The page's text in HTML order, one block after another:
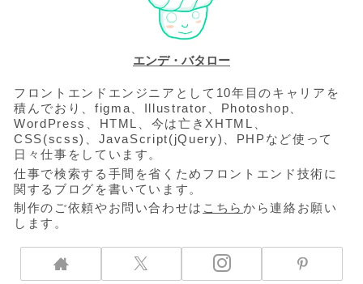
エンデ・バタロー
フロントエンドエンジニアとして10年目のキャリアを
積んでおり、figma、Illustrator、Photoshop、
WordPress、HTML、今は亡きXHTML、
CSS(scss)、JavaScript(jQuery)、PHPなど使って
日々仕事をしています。
仕事で検索する手間を省くためフロントエンド技術に
関するブログを書いています。
制作のご依頼やお問い合わせは こちらから連絡お願い
します。